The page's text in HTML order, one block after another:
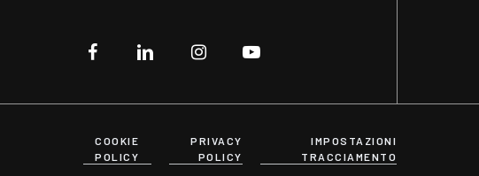
COOKIE
POLICY
PRIVACY
POLICY
IMPOSTAZIONI
TRACCIAMENTO